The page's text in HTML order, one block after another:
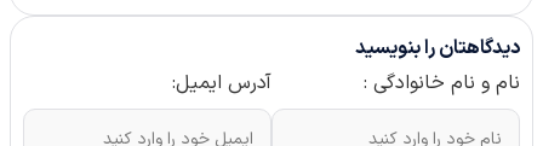
دیدگاهتان را بنویسید
نام و نام خانوادگی :
آدرس ایمیل: